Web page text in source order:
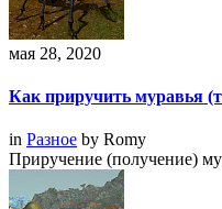
мая 28, 2020
Как приручить муравья
in Разное by Romy
Приручение (получение)